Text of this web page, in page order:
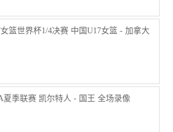
女篮世界杯1/4决赛 中国U17女篮 - 加拿大
夏季联赛 凯尔特人 - 国王 全场录像